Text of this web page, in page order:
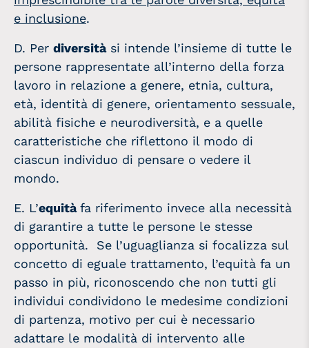
e inclusione.
D. Per diversitàsi intende l’insieme di tutte le
persone rappresentate all’interno della forza
lavoro in relazione a genere, etnia, cultura,
età, identità di genere, orientamento sessuale,
abilità fisiche e neurodiversità, e a quelle
caratteristiche che riflettono il modo di
ciascun individuo di pensare o vedere il
mondo.
E. L’equitàfa riferimento invece alla necessità
di garantire a tutte le persone le stesse
opportunità. Se l’uguaglianza si focalizza sul
concetto di eguale trattamento, l’equità fa un
passo in più, riconoscendo che non tutti gli
individui condividono le medesime condizioni
di partenza, motivo per cui è necessario
adattare le modalità di intervento alle